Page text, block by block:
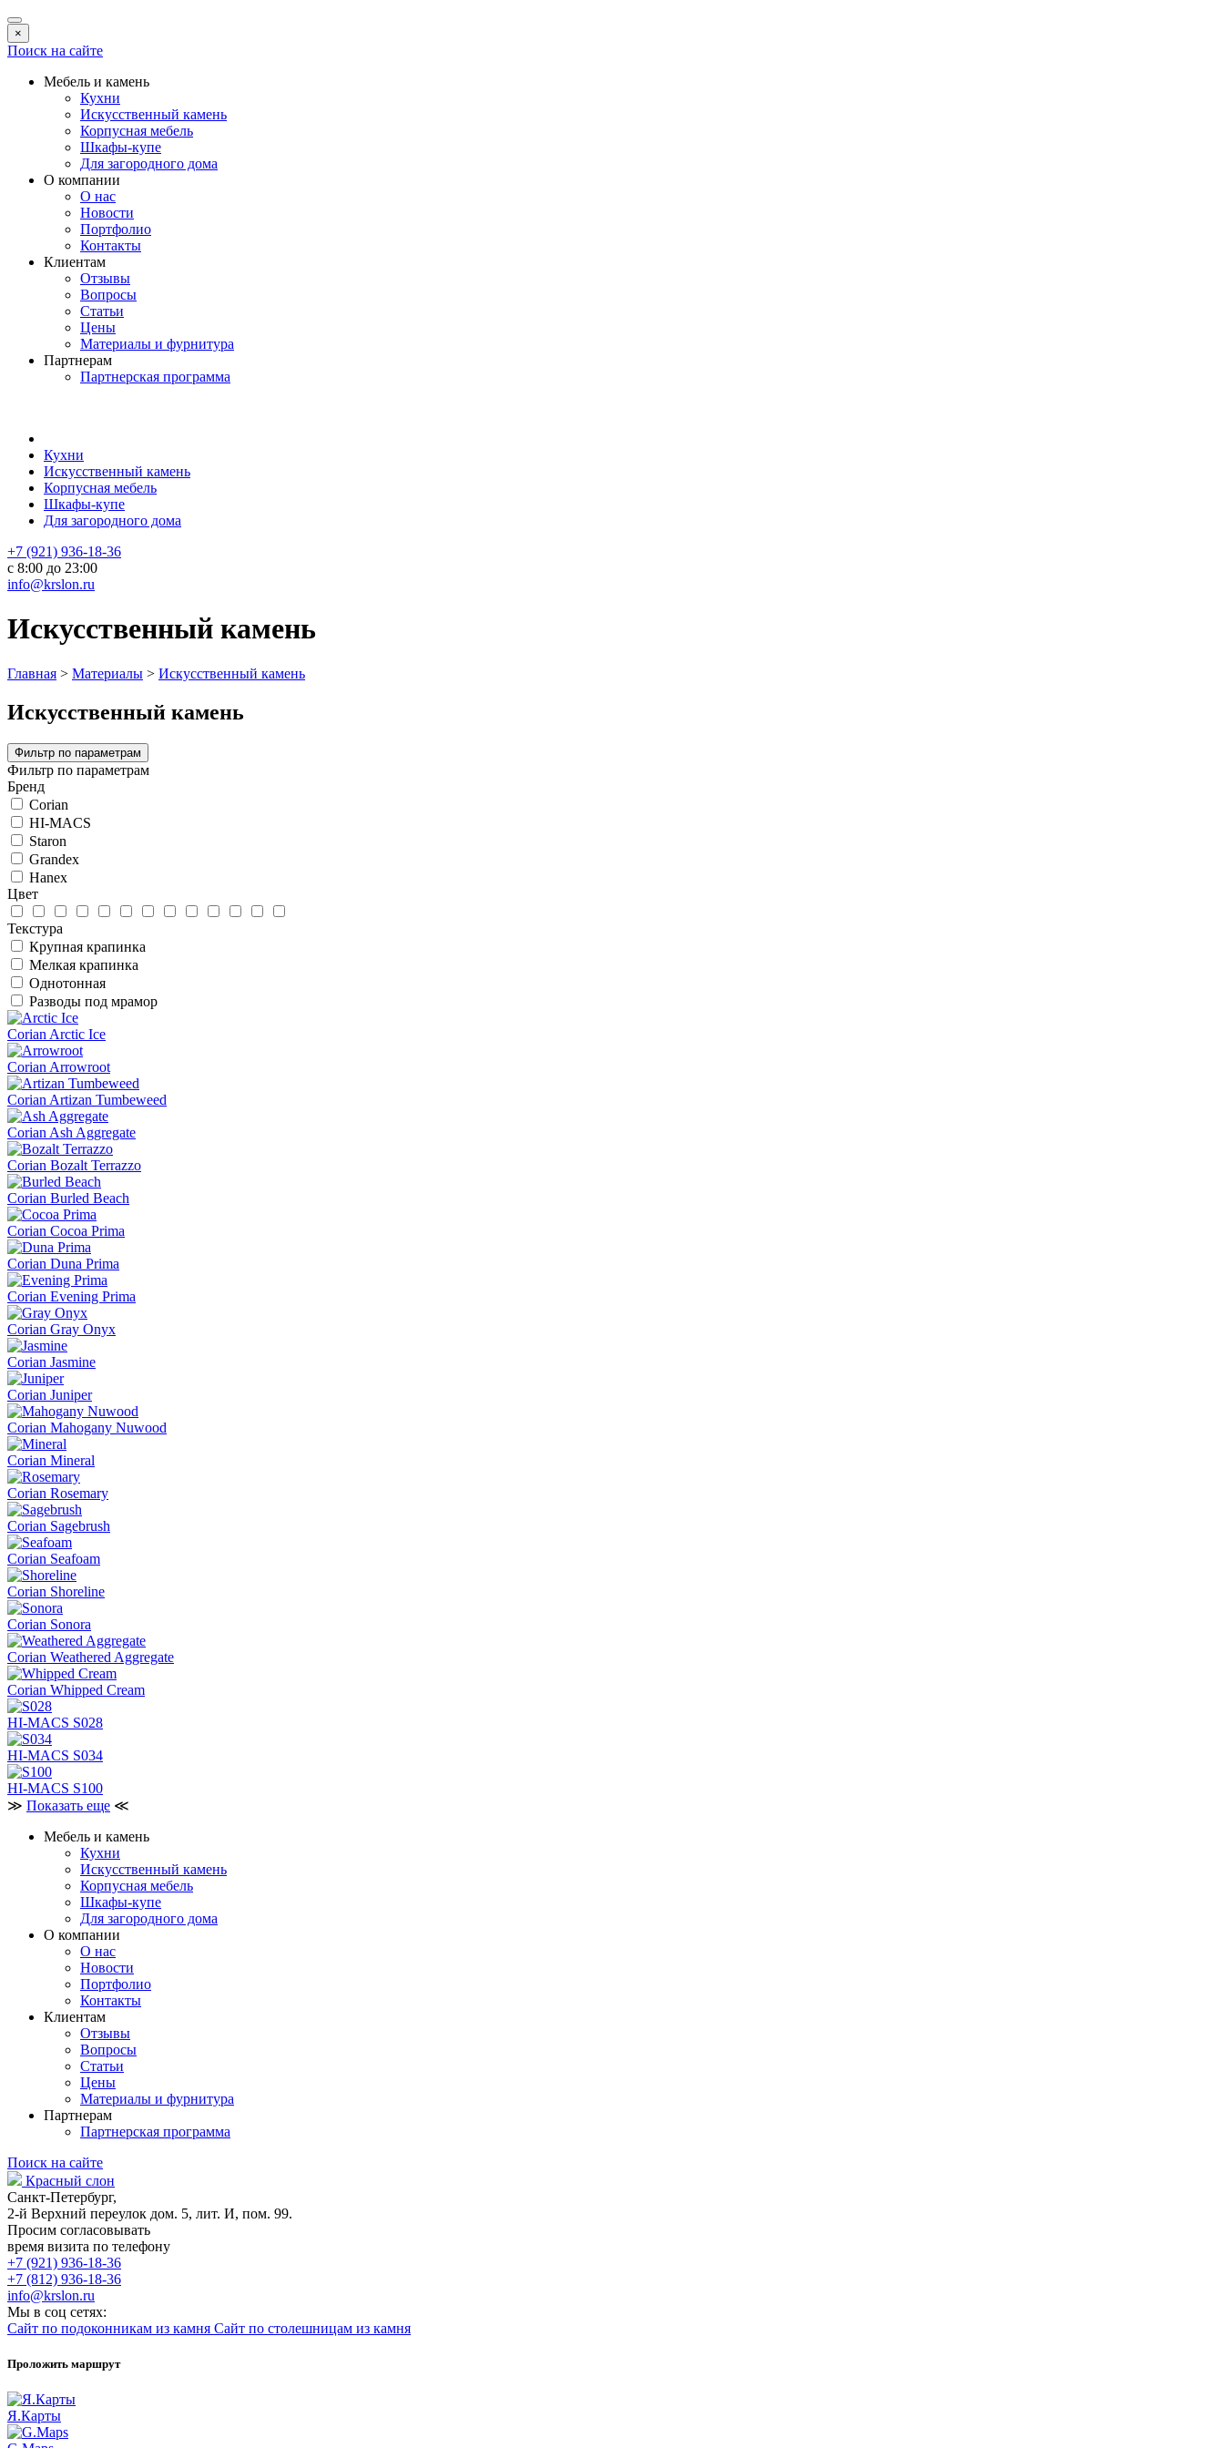
×
Поиск на сайте
Мебель и камень
Кухни
Искусственный камень
Корпусная мебель
Шкафы-купе
Для загородного дома
О компании
О нас
Новости
Портфолио
Контакты
Клиентам
Отзывы
Вопросы
Статьи
Цены
Материалы и фурнитура
Партнерам
Партнерская программа
Кухни
Искусственный камень
Корпусная мебель
Шкафы-купе
Для загородного дома
+7 (921) 936-18-36
с 8:00 до 23:00
info@krslon.ru
Искусственный камень
Главная > Материалы > Искусственный камень
Искусственный камень
Фильтр по параметрам
Фильтр по параметрам
Бренд
Corian
HI-MACS
Staron
Grandex
Hanex
Цвет
Текстура
Крупная крапинка
Мелкая крапинка
Однотонная
Разводы под мрамор
Corian Arctic Ice
Corian Arrowroot
Corian Artizan Tumbeweed
Corian Ash Aggregate
Corian Bozalt Terrazzo
Corian Burled Beach
Corian Cocoa Prima
Corian Duna Prima
Corian Evening Prima
Corian Gray Onyx
Corian Jasmine
Corian Juniper
Corian Mahogany Nuwood
Corian Mineral
Corian Rosemary
Corian Sagebrush
Corian Seafoam
Corian Shoreline
Corian Sonora
Corian Weathered Aggregate
Corian Whipped Cream
HI-MACS S028
HI-MACS S034
HI-MACS S100
≫ Показать еще ≪
Мебель и камень
Кухни
Искусственный камень
Корпусная мебель
Шкафы-купе
Для загородного дома
О компании
О нас
Новости
Портфолио
Контакты
Клиентам
Отзывы
Вопросы
Статьи
Цены
Материалы и фурнитура
Партнерам
Партнерская программа
Поиск на сайте
Красный слон
Санкт-Петербург,
2-й Верхний переулок дом. 5, лит. И, пом. 99.
Просим согласовывать
время визита по телефону
+7 (921) 936-18-36
+7 (812) 936-18-36
info@krslon.ru
Мы в соц сетях:
Сайт по подоконникам из камня Сайт по столешницам из камня
Проложить маршрут
Я.Карты